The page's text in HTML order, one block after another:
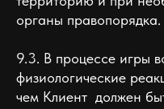
органы правопорядка.
9.3. В процессе игры
физиологические
чем Клиент должен